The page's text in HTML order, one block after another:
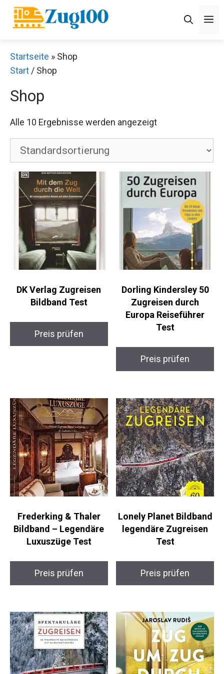
Zum
Inhalt
Startseite » Shop
Start / Shop
Shop
Alle 10 Ergebnisse werden angezeigt
DK Verlag Zugreisen
Bildband Test
Preis prüfen
Dorling Kindersley 50
Zugreisen durch
Europa Reiseführer
Test
Preis prüfen
Frederking & Thaler
Bildband – Legendäre
Luxuszüge Test
Preis prüfen
Lonely Planet Bildband
legendäre Zugreisen
Test
Preis prüfen